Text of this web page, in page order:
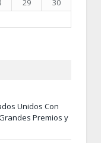
29
30
Unidos Con
Premios y